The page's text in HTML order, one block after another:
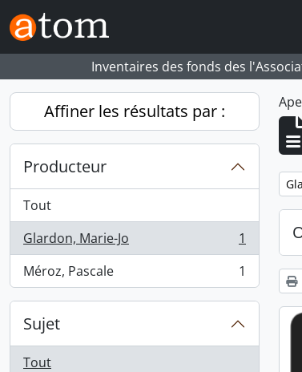
Skip to main content
Inventaires des fonds des
Affiner les résultats par :
Producteur
Tout
Glardon, Marie-Jo
, 1 résultats
1
Méroz, Pascale
, 1 résultats 1
Sujet
Tout